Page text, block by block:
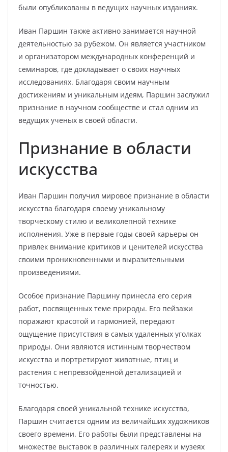
были опубликованы в ведущих научных изданиях.
Иван Паршин также активно занимается научной
деятельностью за рубежом. Он является участником
и организатором международных конференций и
семинаров, где докладывает о своих научных
исследованиях. Благодаря своим научным
достижениям и уникальным идеям, Паршин заслужил
признание в научном сообществе и стал одним из
ведущих ученых в своей области.
Признание в области
искусства
Иван Паршин получил мировое признание в области
искусства благодаря своему уникальному
творческому стилю и великолепной технике
исполнения. Уже в первые годы своей карьеры он
привлек внимание критиков и ценителей искусства
своими проникновенными и выразительными
произведениями.
Особое признание Паршину принесла его серия
работ, посвященных теме природы. Его пейзажи
поражают красотой и гармонией, передают
ощущение присутствия в самых удаленных уголках
природы. Они являются истинным творчеством
искусства и портретируют животные, птиц и
растения с непревзойденной детализацией и
точностью.
Благодаря своей уникальной технике искусства,
Паршин считается одним из величайших художников
своего времени. Его работы были представлены на
множестве выставок в различных галереях и музеях